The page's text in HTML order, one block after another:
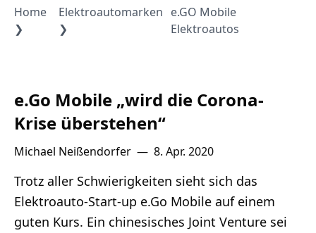
Home Elektroautomarken e.GO Mobile
Elektroautos
e.Go Mobile „wird die Corona-
Krise überstehen“
Michael Neißendorfer — 8. Apr. 2020
Trotz aller Schwierigkeiten sieht sich das
Elektroauto-Start-up e.Go Mobile auf einem
guten Kurs. Ein chinesisches Joint Venture sei
Podcast
Lithium
Newsletter